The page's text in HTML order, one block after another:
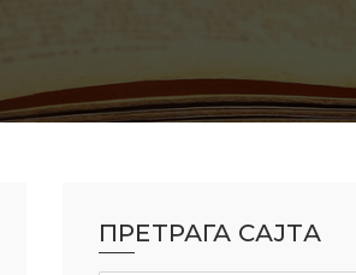
ПРЕТРАГА САЈТА